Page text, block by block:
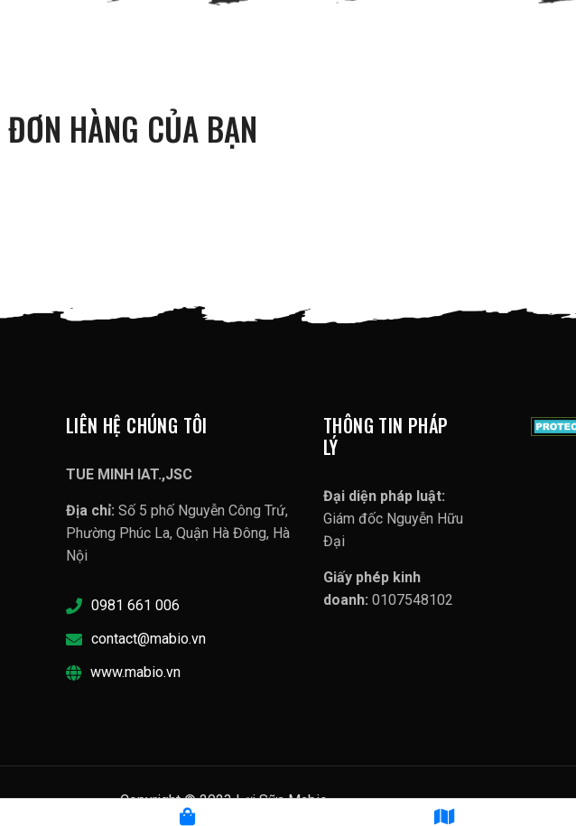
HÀNG CỦA BẠN
LIÊN HỆ CHÚNG TÔI
TUE MINH IAT.,JSC
Địa chỉ: Số 5 phố Nguyễn Công Trứ,
Phường Phúc La, Quận Hà Đông, Hà
Nội
0981 661 006
contact@mabio.vn
www.mabio.vn
THÔNG TIN PHÁP
LÝ
Đại diện pháp luật:
Giám đốc Nguyễn Hữu
Đại
Giấy phép kinh
doanh: 0107548102
Copyright © 2023 Lợi Sữa Mabio